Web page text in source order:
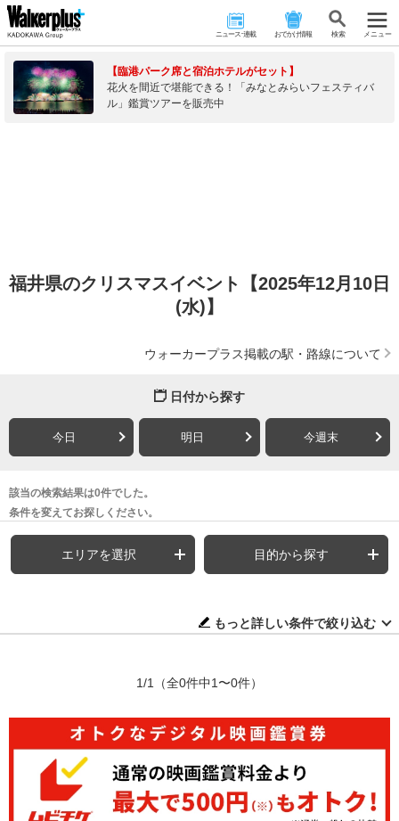
ニュース･連載 おでかけ情報 検 索 メニュー
【臨港パーク席と宿泊ホテルがセット】
花火を間近で堪能できる！「みなとみらいフェスティバ
ル」鑑賞ツアーを販売中
福井県のクリスマスイベント【2025年12月10日
(水)】
ウォーカープラス掲載の駅・路線について
日付から探す
今日 明日 今週末
該当の検索結果は0件でした。
条件を変えてお探しください。
エリアを選択 目的から探す
もっと詳しい条件で絞り込む
1/1 （全0件中1〜0件）